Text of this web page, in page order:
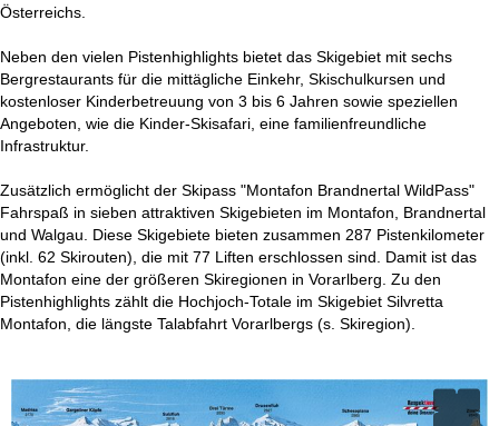
Österreichs.
Neben den vielen Pistenhighlights bietet das Skigebiet mit sechs
Bergrestaurants für die mittägliche Einkehr, Skischulkursen und
kostenloser Kinderbetreuung von 3 bis 6 Jahren sowie speziellen
Angeboten, wie die Kinder-Skisafari, eine familienfreundliche
Infrastruktur.
Zusätzlich ermöglicht der Skipass "Montafon Brandnertal WildPass"
Fahrspaß in sieben attraktiven Skigebieten im Montafon, Brandnertal
und Walgau. Diese Skigebiete bieten zusammen 287 Pistenkilometer
(inkl. 62 Skirouten), die mit 77 Liften erschlossen sind. Damit ist das
Montafon eine der größeren Skiregionen in Vorarlberg. Zu den
Pistenhighlights zählt die Hochjoch-Totale im Skigebiet Silvretta
Montafon, die längste Talabfahrt Vorarlbergs (s. Skiregion).